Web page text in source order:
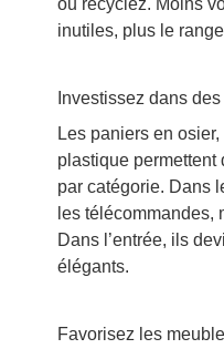
ou recyclez. Moins
inutiles, plus le
Investissez dans
Les paniers en
plastique permettent
par catégorie. Dans
les télécommandes,
Dans l’entrée, ils
élégants.
Favorisez les